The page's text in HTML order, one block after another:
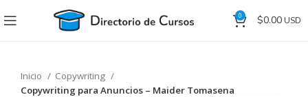
0 $0.00
Inicio
Copywriting
Copywriting para Anuncios – Maider Tomasena